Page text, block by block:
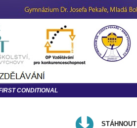
CONDITIONAL
STÁHNOUT